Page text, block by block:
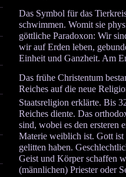
Das Symbol für das
schwimmen. Womit sie
göttliche Paradoxon: Wir
wir auf Erden leben,
Einheit und Ganzheit. Am
Das frühe Christentum
Reiches auf die neue
Staatsreligion erklärte. Bis
Reiches diente. Das
sind, wobei es den ersteren
Materie weiblich ist. Gott
gelitten haben.
Geist und Körper schaffen
(männlichen) Priester oder